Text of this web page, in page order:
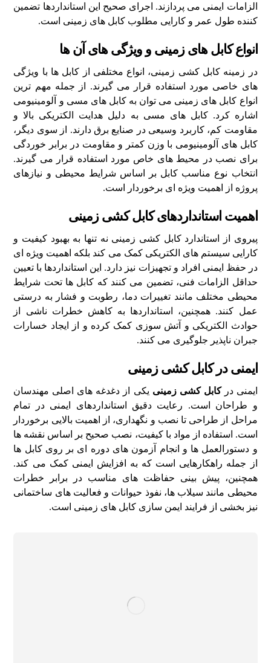
الزامات ایمنی می‌ پردازند. اجرای صحیح این استانداردها تضمین‌
کننده طول عمر و کارایی مطلوب کابل‌ های زمینی است.
انواع کابل‌ های زمینی و ویژگی‌ های آن‌ ها
در زمینه کابل کشی زمینی، انواع مختلفی از کابل‌ ها با ویژگی‌
های خاصی مورد استفاده قرار می‌ گیرند. از جمله مهم‌ ترین
انواع کابل‌ های زمینی می‌ توان به کابل‌ های مسی و آلومینیومی
اشاره کرد. کابل‌ های مسی به دلیل هدایت الکتریکی بالا و
مقاومت کم، کاربرد وسیعی در صنایع برق دارند. از سوی دیگر،
کابل‌ های آلومینیومی با وزن کمتر و مقاومت در برابر خوردگی
برای نصب در محیط‌ های خاص مورد استفاده قرار می‌ گیرند.
انتخاب نوع مناسب کابل بر اساس شرایط محیطی و نیازهای
پروژه از اهمیت ویژه‌ ای برخوردار است.
اهمیت استانداردهای کابل کشی زمینی
پیروی از استاندارد کابل کشی زمینی نه تنها به بهبود کیفیت و
کارایی سیستم‌ های الکتریکی کمک می‌ کند بلکه اهمیت ویژه‌ ای
در حفظ ایمنی افراد و تجهیزات نیز دارد. این استانداردها با تعیین
حداقل الزامات فنی، تضمین می‌ کنند که کابل‌ ها تحت شرایط
محیطی مختلف مانند تغییرات دما، رطوبت و فشار به درستی
عمل کنند. همچنین، استانداردها به کاهش خطرات ناشی از
حوادث الکتریکی و آتش‌ سوزی کمک کرده و از ایجاد خسارات
جبران‌ ناپذیر جلوگیری می‌ کنند.
ایمنی در کابل کشی زمینی
ایمنی درکابل کشی زمینی یکی از دغدغه‌ های اصلی مهندسان
و طراحان است. رعایت دقیق استانداردهای ایمنی در تمام
مراحل از طراحی تا نصب و نگهداری، از اهمیت بالایی برخوردار
است. استفاده از مواد با کیفیت، نصب صحیح بر اساس نقشه‌ ها
و دستورالعمل‌ ها و انجام آزمون‌ های دوره‌ ای بر روی کابل‌ ها
از جمله راهکارهایی است که به افزایش ایمنی کمک می‌ کند.
همچنین، پیش‌ بینی حفاظت‌ های مناسب در برابر خطرات
محیطی مانند سیلاب‌ ها، نفوذ حیوانات و فعالیت‌ های ساختمانی
نیز بخشی از فرایند ایمن‌ سازی کابل‌ های زمینی است.